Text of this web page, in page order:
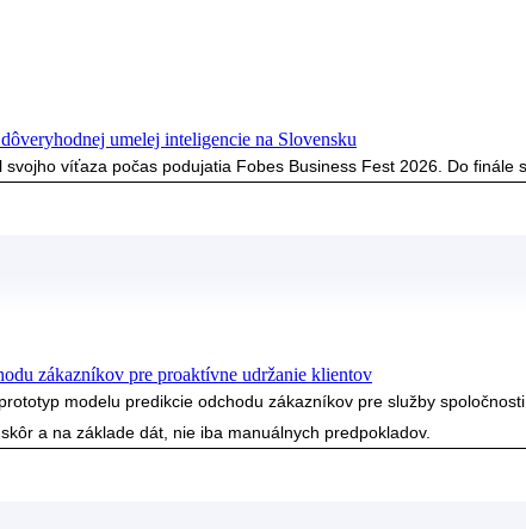
umelej inteligencie na Slovensku
víťaza počas podujatia Fobes Business Fest 2026. Do finále
zákazníkov pre proaktívne udržanie klientov
modelu predikcie odchodu zákazníkov pre služby
a na základe dát, nie iba manuálnych predpokladov.